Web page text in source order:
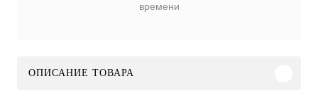
времени
ОПИСАНИЕ ТОВАРА